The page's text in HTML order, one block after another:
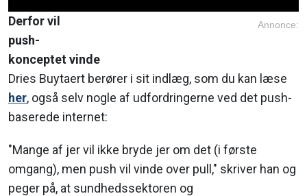
Annonce:
Derfor vil
push-
konceptet vinde
Dries Buytaert berører i sit indlæg, som du kan læse
her, også selv nogle af udfordringerne ved det push-
baserede internet:
"Mange af jer vil ikke bryde jer om det (i første
omgang), men push vil vinde over pull," skriver han og
peger på, at sundhedssektoren og